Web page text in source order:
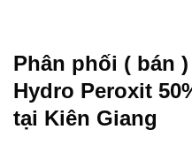
Phân phối ( bán
Hydro Peroxit
tại Kiên Giang